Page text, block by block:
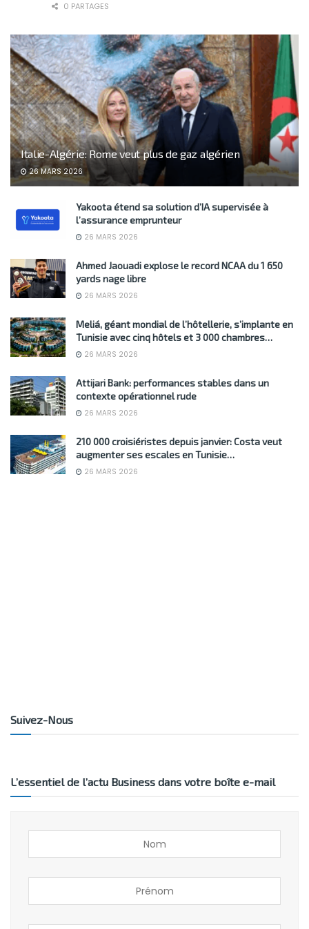
0 PARTAGES
Italie-Algérie: Rome veut plus de gaz algérien
26 MARS 2026
Yakoota étend sa solution d’IA supervisée à
l’assurance emprunteur
26 MARS 2026
Ahmed Jaouadi explose le record NCAA du 1 650
yards nage libre
26 MARS 2026
Meliá, géant mondial de l’hôtellerie, s’implante en
Tunisie avec cinq hôtels et 3 000 chambres…
26 MARS 2026
Attijari Bank: performances stables dans un
contexte opérationnel rude
26 MARS 2026
210 000 croisiéristes depuis janvier: Costa veut
augmenter ses escales en Tunisie…
26 MARS 2026
Suivez-Nous
L’essentiel de l’actu Business dans votre boîte e-mail